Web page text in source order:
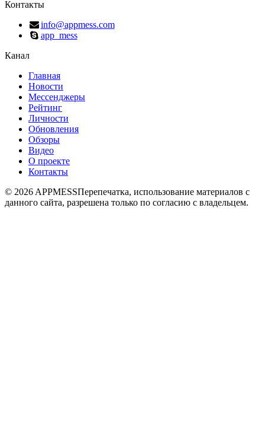
Контакты
info@appmess.com
app_mess
Канал
Главная
Новости
Мессенджеры
Рейтинг
Личности
Обновления
Обзоры
Видео
О проекте
Контакты
© 2026 APPMESSПерепечатка, использование материалов с
данного сайта, разрешена только по согласию с владельцем.